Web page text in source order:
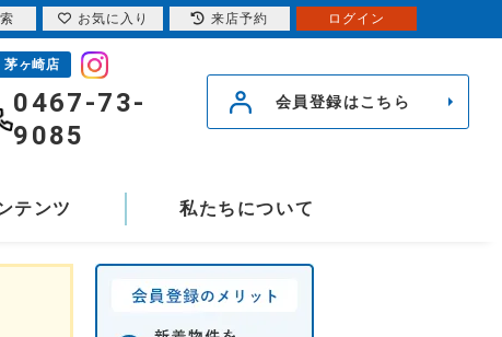
茅ヶ崎店
0467-73-
9085
会員登録はこちら
テンツ 私たちについて
お気に入り 来店予約 ログイン